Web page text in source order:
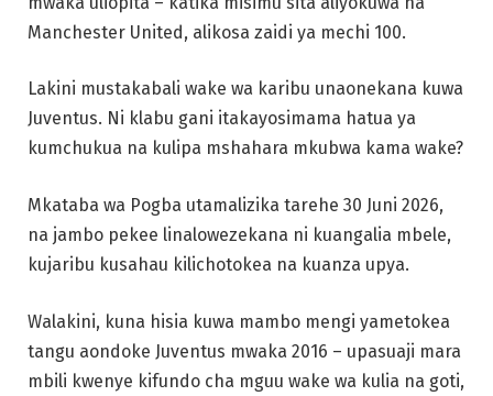
Manchester United, alikosa zaidi ya mechi 100.
Lakini mustakabali wake wa karibu unaonekana kuwa
Juventus. Ni klabu gani itakayosimama hatua ya
kumchukua na kulipa mshahara mkubwa kama wake?
Mkataba wa Pogba utamalizika tarehe 30 Juni 2026,
na jambo pekee linalowezekana ni kuangalia mbele,
kujaribu kusahau kilichotokea na kuanza upya.
Walakini, kuna hisia kuwa mambo mengi yametokea
tangu aondoke Juventus mwaka 2016 – upasuaji mara
mbili kwenye kifundo cha mguu wake wa kulia na goti,